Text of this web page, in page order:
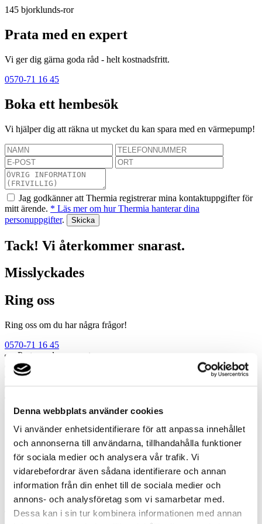
Denna webbplats använder cookies
Vi använder enhetsidentifierare för att anpassa innehållet
och annonserna till användarna, tillhandahålla funktioner
för sociala medier och analysera vår trafik. Vi
vidarebefordrar även sådana identifierare och annan
information från din enhet till de sociala medier och
annons- och analysföretag som vi samarbetar med.
Dessa kan i sin tur kombinera informationen med annan
145 bjorklunds-ror
Prata med en expert
Vi ger dig gärna goda råd - helt kostnadsfritt.
0570-71 16 45
Boka ett hembesök
Vi hjälper dig att räkna ut mycket du kan spara med en värmepump!
Jag godkänner att Thermia registrerar mina kontaktuppgifter för
mitt ärende. * Läs mer om hur Thermia hanterar dina
personuppgifter.
Tack! Vi återkommer snarast.
Misslyckades
Ring oss
Ring oss om du har några frågor!
0570-71 16 45
Prata med en expert
Begär offert
Kontakta mig
Boka hembesök
Prata med en expert
Kontakta mig
Boka hembesök
Ring oss
Kontakt